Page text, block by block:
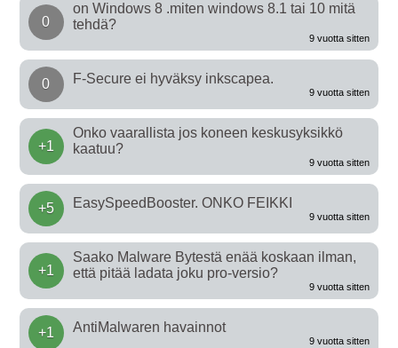
0
on Windows 8 .miten windows 8.1 tai 10 mitä
tehdä?
9 vuotta sitten
0 F-Secure ei hyväksy inkscapea.
9 vuotta sitten
+1
Onko vaarallista jos koneen keskusyksikkö
kaatuu?
9 vuotta sitten
+5 EasySpeedBooster. ONKO FEIKKI
9 vuotta sitten
+1
Saako Malware Bytestä enää koskaan ilman,
että pitää ladata joku pro-versio?
9 vuotta sitten
+1 AntiMalwaren havainnot
9 vuotta sitten